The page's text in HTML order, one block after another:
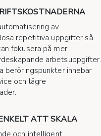
av
repetitiva uppgifter så
fokusera på mer
arbetsuppgifter.
beröringspunkter innebär
och lägre
ATT SKALA